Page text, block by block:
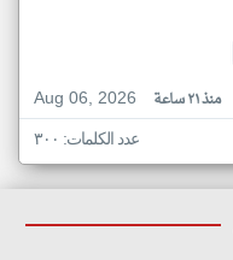
Aug 06, 2026
منذ ٢١ ساعة
عدد الكلمات: ٣٠٠